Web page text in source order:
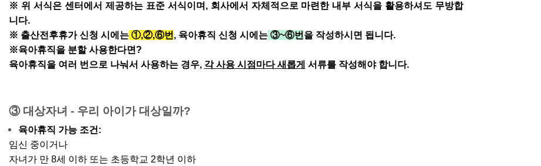
※ 위 서식은 센터에서 제공하는 표준 서식이며, 회사에서 자체적으로 마련한 내부 서식을 활용하셔도 무방합
니다.
※ 출산전후휴가 신청 시에는①,②,⑥번 , 육아휴직 신청 시에는③~⑥번 을 작성하시면 됩니다.
※육아휴직을 분할 사용한다면?
육아휴직을 여러 번으로 나눠서 사용하는 경우, 각 사용 시점마다 새롭게 서류를 작성해야 합니다.
③ 대상자녀 - 우리 아이가 대상일까?
육아휴직 가능 조건:
임신 중이거나
자녀가 만 8세 이하 또는 초등학교 2학년 이하